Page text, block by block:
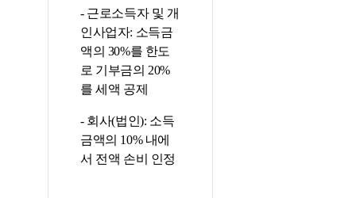
- 근로소득자 및 개
인사업자: 소득금
액의 30%를 한도
로 기부금의 20%
를 세액 공제
- 회사(법인): 소득
금액의 10% 내에
서 전액 손비 인정